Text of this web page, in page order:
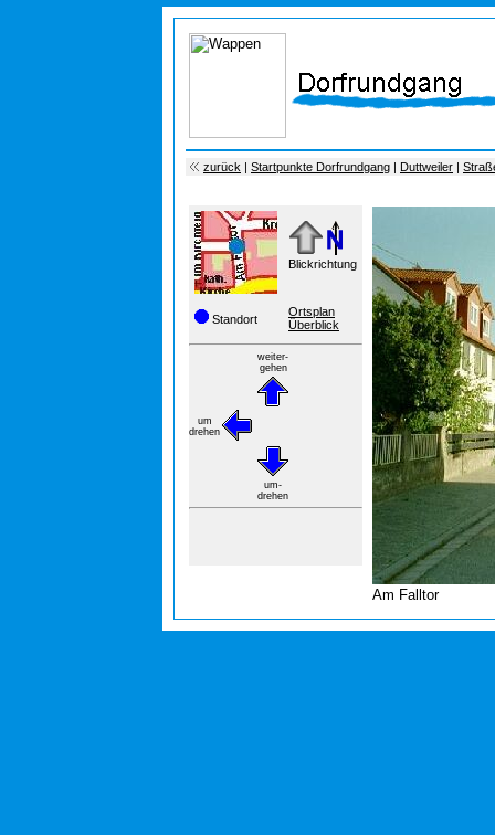
zurück Startpunkte Dorfrundgang Duttweiler
Blickrichtung
Standort
Ortsplan
Überblick
weiter-
gehen
um
drehen
um-
drehen
Am Falltor